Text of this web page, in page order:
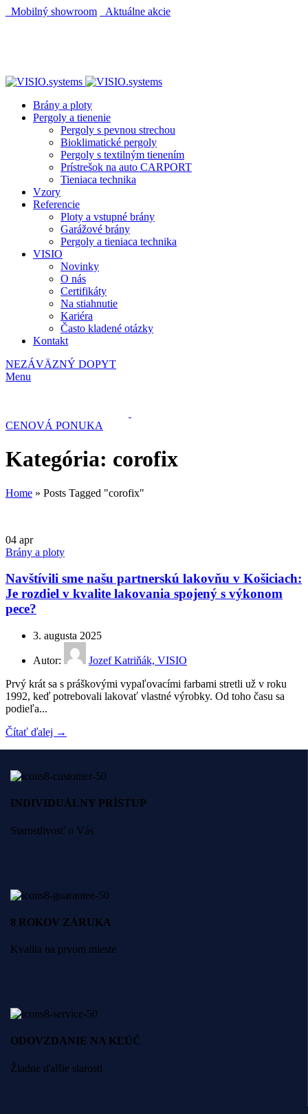
Mobilný showroom
Aktuálne akcie
Brány a ploty
Pergoly a tienenie
Pergoly s pevnou strechou
Bioklimatické pergoly
Pergoly s textilným tienením
Prístrešok na auto CARPORT
Tieniaca technika
Vzory
Referencie
Ploty a vstupné brány
Garážové brány
Pergoly a tieniaca technika
VISIO
Novinky
O nás
Certifikáty
Na stiahnutie
Kariéra
Často kladené otázky
Kontakt
NEZÁVÄZNÝ DOPYT
Menu
CENOVÁ PONUKA
Kategória: corofix
Home » Posts Tagged "corofix"
04 apr
Brány a ploty
Navštívili sme našu partnerskú lakovňu v Košiciach:
Je rozdiel v kvalite lakovania spojený s výkonom
pece?
3. augusta 2025
Autor:
Jozef Katriňák, VISIO
Prvý krát sa s práškovými vypaľovacími farbami stretli už v roku
1992, keď potrebovali lakovať vlastné výrobky. Od toho času sa
podieľa...
Čítať ďalej →
INDIVIDUÁLNY PRÍSTUP
Starostlivosť o Vás
8 ROKOV ZÁRUKA
Kvalita na prvom mieste
ODOVZDANIE NA KĽÚČ
Žiadne ďalšie starosti